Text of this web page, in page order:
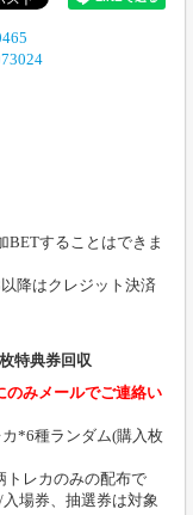
することはできま
降はクレジット決済
特典券回収
のみメールでご連絡い
*6種ランダム(購入枚
レカのみの配布で
場券、抽選券は対象